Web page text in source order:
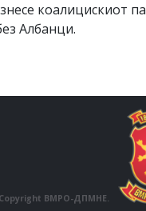
коалицискиот
Aлбанци.
Copyright ВМРО-ДПМНЕ.